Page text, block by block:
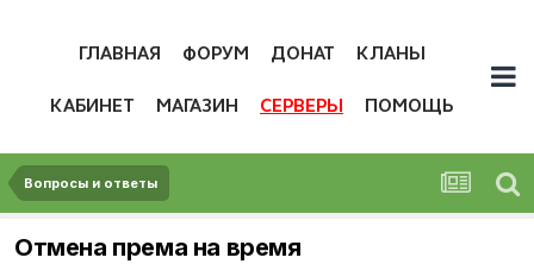
ГЛАВНАЯ ФОРУМ ДОНАТ КЛАНЫ
КАБИНЕТ МАГАЗИН СЕРВЕРЫ ПОМОЩЬ
Вопросы и ответы
Отмена према на время